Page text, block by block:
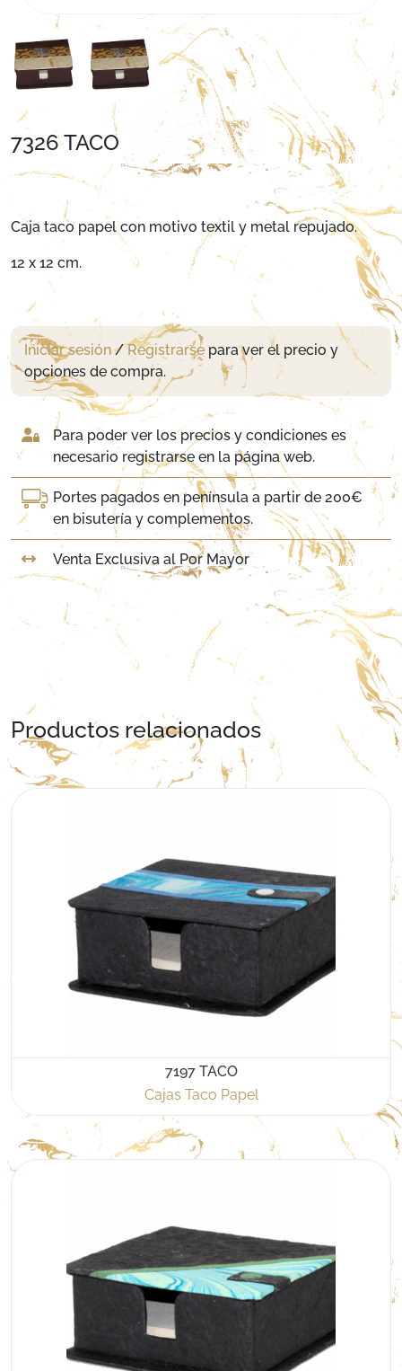
7326 TACO
Caja taco papel con motivo textil y metal repujado.
12 x 12 cm.
Iniciar sesión/Registrarse para ver el precio y
opciones de compra.
Para poder ver los precios y condiciones es
necesario registrarse en la página web.
Portes pagados en península a partir de 200€
en bisutería y complementos.
Venta Exclusiva al Por Mayor
Productos relacionados
7197 TACO
Cajas Taco Papel